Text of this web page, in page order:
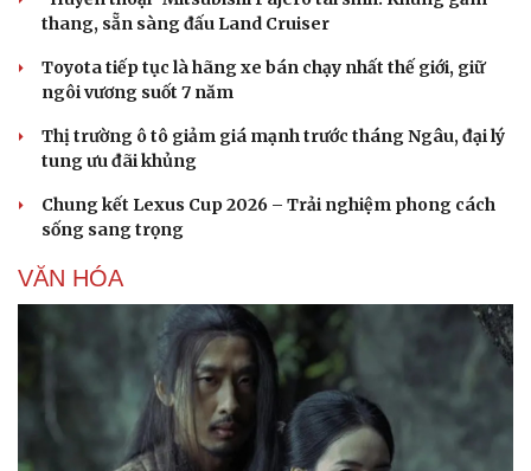
thang, sẵn sàng đấu Land Cruiser
Toyota tiếp tục là hãng xe bán chạy nhất thế giới, giữ
ngôi vương suốt 7 năm
Thị trường ô tô giảm giá mạnh trước tháng Ngâu, đại lý
tung ưu đãi khủng
Chung kết Lexus Cup 2026 – Trải nghiệm phong cách
sống sang trọng
VĂN HÓA